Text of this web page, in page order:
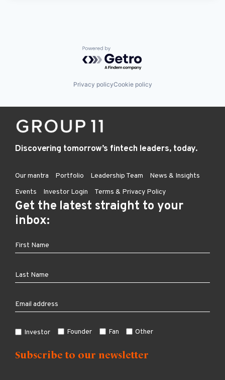
Powered by Getro.com
Privacy policyCookie policy
Discovering tomorrow’s fintech leaders, today.
Our mantra Portfolio Leadership Team
News & Insights
Events
Investor Login Terms & Privacy Policy
Get the latest straight to your
inbox:
Investor Founder Fan Other